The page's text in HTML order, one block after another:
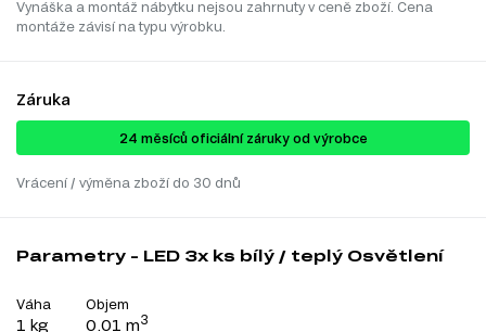
Vynáška a montáž nábytku nejsou zahrnuty v ceně zboží. Cena
montáže závisí na typu výrobku.
Záruka
24 ​​​​měsíců oficiální záruky od výrobce
Vrácení / výměna zboží do 30 dnů
Parametry - LED 3x ks bílý / teplý Osvětlení
Váha
1 kg
Objem
0.01 m3